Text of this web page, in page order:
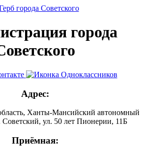
города
Адрес:
Ханты-Мансийский автономный
ул. 50 лет Пионерии, 11Б
Приёмная: